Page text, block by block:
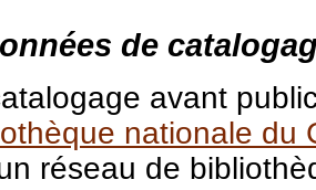
de
avant
nationale du
réseau de